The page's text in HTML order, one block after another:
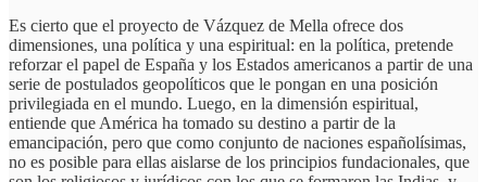
Es cierto que el proyecto de Vázquez de Mella ofrece dos
dimensiones, una política y una espiritual: en la política, pretende
reforzar el papel de España y los Estados americanos a partir de una
serie de postulados geopolíticos que le pongan en una posición
privilegiada en el mundo. Luego, en la dimensión espiritual,
entiende que América ha tomado su destino a partir de la
emancipación, pero que como conjunto de naciones españolísimas,
no es posible para ellas aislarse de los principios fundacionales, que